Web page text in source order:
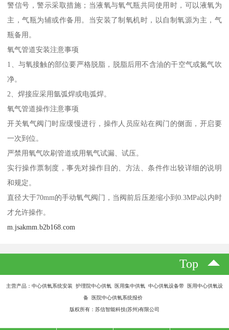
警信号，警示采取措施；当液氧与氧气瓶共同使用时，可以液氧为
主，气瓶为辅或作备用。当安装了制氧机时，以自制氧源为主，气
瓶备用。
氧气管道安装注意事项
1、与氧接触的部位要严格脱脂，脱脂后用不含油的干空气或氮气吹
净。
2、焊接应采用氩弧焊或电弧焊。
氧气管道操作注意事项
开关氧气阀门时应缓慢进行，操作人员应站在阀门的侧面，开启要
一次到位。
严禁用氧气吹刷管道或用氧气试漏、试压。
实行操作票制度，事先对操作目的、方法、条件作出较详细的说明
和规定。
直径大于70mm的手动氧气阀门，当阀前后压差缩小到0.3MPa以内时
才允许操作。
m.jsakmm.b2b168.com
Top
主营产品：中心供氧系统安装 护理院中心供氧 医用集中供氧 中心供氧设备带 医用中心供氧设
备 医院中心供氧系统报价
版权所有：苏信智能科技(苏州)有限公司